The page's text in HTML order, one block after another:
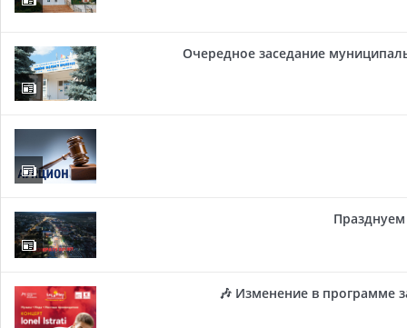
Очередное заседание
Празднуем
🎶 Изменение в программе